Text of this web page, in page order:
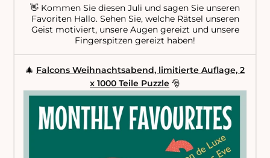
👋 Kommen Sie diesen Juli und sagen Sie unseren
Favoriten Hallo. Sehen Sie, welche Rätsel unseren
Geist motiviert, unsere Augen gereizt und unsere
Fingerspitzen gereizt haben!
🎄 Falcons Weihnachtsabend, limitierte Auflage, 2
x 1000 Teile Puzzle 🎅